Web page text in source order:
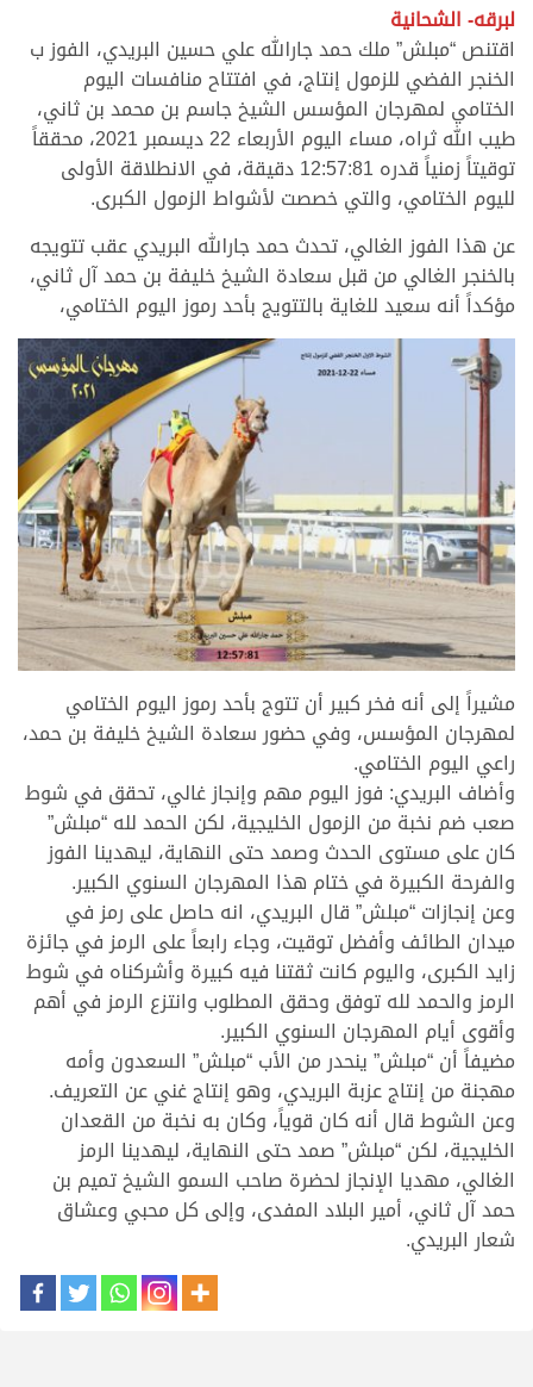
لبرقه- الشحانية
اقتنص “مبلش” ملك حمد جارالله علي حسين البريدي، الفوز ب
الخنجر الفضي للزمول إنتاج، في افتتاح منافسات اليوم
الختامي لمهرجان المؤسس الشيخ جاسم بن محمد بن ثاني،
طيب الله ثراه، مساء اليوم الأربعاء 22 ديسمبر 2021، محققاً
توقيتاً زمنياً قدره 12:57:81 دقيقة، في الانطلاقة الأولى
لليوم الختامي، والتي خصصت لأشواط الزمول الكبرى.
عن هذا الفوز الغالي، تحدث حمد جارالله البريدي عقب تتويجه
بالخنجر الغالي من قبل سعادة الشيخ خليفة بن حمد آل ثاني،
مؤكداً أنه سعيد للغاية بالتتويج بأحد رموز اليوم الختامي،
مشيراً إلى أنه فخر كبير أن تتوج بأحد رموز اليوم الختامي
لمهرجان المؤسس، وفي حضور سعادة الشيخ خليفة بن حمد،
راعي اليوم الختامي.
وأضاف البريدي: فوز اليوم مهم وإنجاز غالي، تحقق في شوط
صعب ضم نخبة من الزمول الخليجية، لكن الحمد لله “مبلش”
كان على مستوى الحدث وصمد حتى النهاية، ليهدينا الفوز
والفرحة الكبيرة في ختام هذا المهرجان السنوي الكبير.
وعن إنجازات “مبلش” قال البريدي، انه حاصل على رمز في
ميدان الطائف وأفضل توقيت، وجاء رابعاً على الرمز في جائزة
زايد الكبرى، واليوم كانت ثقتنا فيه كبيرة وأشركناه في شوط
الرمز والحمد لله توفق وحقق المطلوب وانتزع الرمز في أهم
وأقوى أيام المهرجان السنوي الكبير.
مضيفاً أن “مبلش” ينحدر من الأب “مبلش” السعدون وأمه
مهجنة من إنتاج عزبة البريدي، وهو إنتاج غني عن التعريف.
وعن الشوط قال أنه كان قوياً، وكان به نخبة من القعدان
الخليجية، لكن “مبلش” صمد حتى النهاية، ليهدينا الرمز
الغالي، مهديا الإنجاز لحضرة صاحب السمو الشيخ تميم بن
حمد آل ثاني، أمير البلاد المفدى، وإلى كل محبي وعشاق
شعار البريدي.